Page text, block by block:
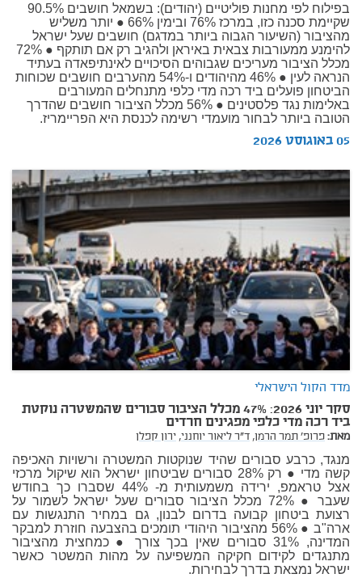
בפילוח לפי מחנות פוליטיים (יהודים): בשמאל חושבים 90.5%
שקיימת סכנה כזו, במרכז 76% ובימין 66% ● יותר משליש
מהציבור (השיעור הגבוה ביותר במדגם) חושבים שעל ישראל
להימנע ממעורבות צבאית באיראן ולהגיב רק אם תותקף ● 72%
מכלל הציבור מעריכים שגבוהים הסיכויים לאינתיפאדה בעתיד
הנראה לעין ● 46% מהיהודים ו-54% מהערבים חושבים שכוחות
הביטחון פועלים ביד רכה מדי כלפי מתנחלים המעורבים
באלימות נגד פלסטינים ● 56% מכלל הציבור חושבים שהדרך
הטובה ביותר לבחור מועמדי רשימה לכנסת היא הפריימריז.
05 באוגוסט 2026
מדד הקול הישראלי
סקר יוני 2026: 47% מכלל הציבור סבורים שהמשטרה נוקטת
ביד רכה מדי כלפי מפגינים חרדים
מאת:פרופ' תמר הרמן, ד"ר ליאור יוחנני, ירון קפלן
מנגד, כרבע סבורים שהיד שנוקטות המשטרה ורשויות האכיפה
קשה מדי ● רק 28% סבורים שביטחון ישראל הוא שיקול מרכזי
אצל טראמפ, ירידה משמעותית מ- 44% שסברו כך בחודש
שעבר ● 72% מכלל הציבור סבורים שעל ישראל לשמור על
רצועת ביטחון קבועה בדרום לבנון, גם במחיר התנגשות עם
ארה"ב ● 56% מהציבור היהודי תומכים בהצבעה חוזרת למבקר
המדינה, 31% סבורים שאין בכך צורך ● כמחצית מהציבור
מתנגדים לקידום חקיקה המשפיעה על מהות המשטר כאשר
ישראל נמצאת בדרך לבחירות.